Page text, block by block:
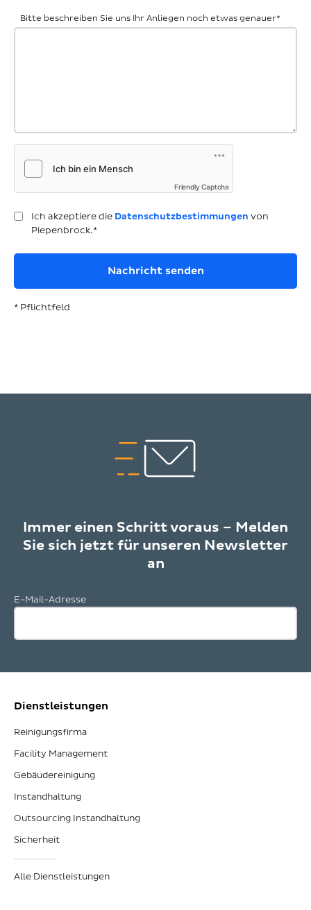
Bitte beschreiben Sie uns Ihr Anliegen noch etwas genauer*
Friendly Captcha
Ich akzeptiere die Datenschutzbestimmungen von
Piepenbrock.*
* Pflichtfeld
Immer einen Schritt voraus – Melden
Sie sich jetzt für unseren Newsletter
an
E-Mail-Adresse
Dienstleistungen
Reinigungsfirma
Facility Management
Gebäudereinigung
Instandhaltung
Outsourcing Instandhaltung
Sicherheit
Alle Dienstleistungen